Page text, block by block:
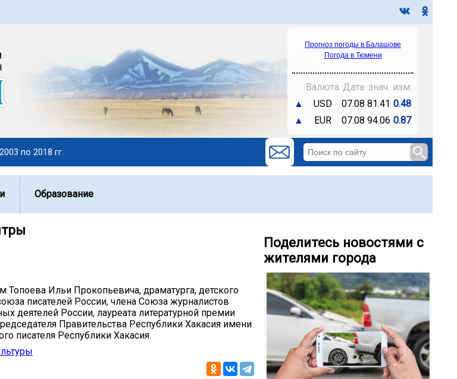
Прогноз погоды в Балашове
Погода в Тюмени
Валюта Дата знач. изм.
▲
USD 07.08 81.41 0.48
▲
EUR 07.08 94.06 0.87
по 2018 гг.
Образование
Ильи Прокопьевича, драматурга, детского
писателей России, члена Союза журналистов
деятелей России, лауреата литературной премии
Правительства Республики Хакасия имени
писателя Республики Хакасия.
Поделитесь новостями с
жителями города